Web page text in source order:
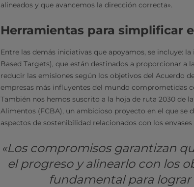
alineados y que avancemos la dirección correcta».
Herramientas para simplificar
Entre las demás iniciativas que apoyamos, se incluye:
Based Targets), que están destinados a proporcionar a
reducir las emisiones según los objetivos del Acuerdo
empresas más influyentes del mundo comprometidas
También nos hemos suscrito a la hoja de ruta 2030 de
Alimentos (FCBA), un ambicioso proyecto en el que se
aspectos de sostenibilidad relacionados con los envases
«Los compromisos garantizan
el progreso y alinearlo con los
fundamental para